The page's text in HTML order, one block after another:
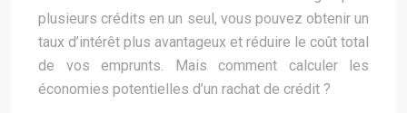
plusieurs crédits en un seul, vous pouvez obtenir un
taux d’intérêt plus avantageux et réduire le coût total
de vos emprunts. Mais comment calculer les
économies potentielles d’un rachat de crédit ?